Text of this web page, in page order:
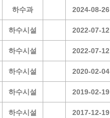
하수과 2024-08-26
하수시설 2022-07-12
하수시설 2022-07-12
하수시설 2020-02-04
하수시설 2019-02-19
하수시설 2017-12-19